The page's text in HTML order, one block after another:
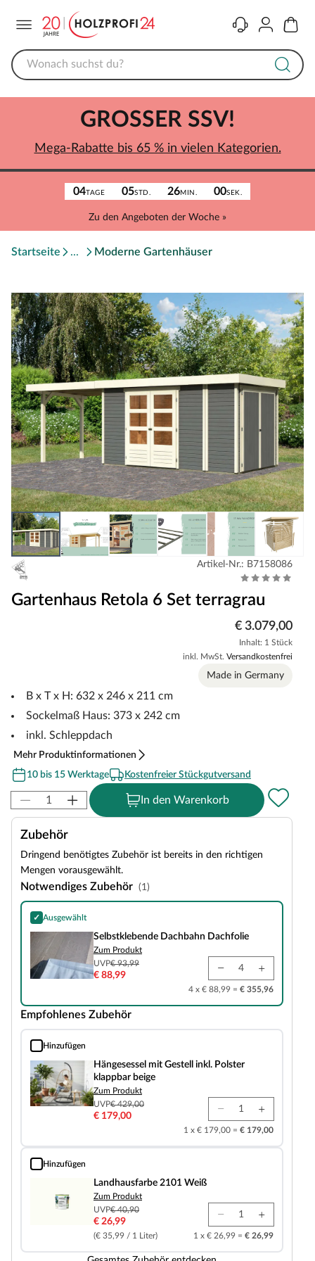
KontaktKonto
04TAGE 05STD. 26MIN. 00SEK.
Zu den Angeboten der Woche »
GROSSER SSV!
Mega-Rabatte bis 65 % in vielen Kategorien.
Startseite Moderne Gartenhäuser
Artikel-Nr.: B7158086
Gartenhaus Retola 6 Set terragrau
€ 3.079,00
Inhalt: 1 Stück
inkl. MwSt. Versandkostenfrei
Made in Germany
B x T x H: 632 x 246 x 211 cm
Sockelmaß Haus: 373 x 242 cm
inkl. Schleppdach
Mehr Produktinformationen
10 bis 15 Werktage
Kostenfreier Stückgutversand
In den Warenkorb
Zubehör
Dringend benötigtes Zubehör ist bereits in den richtigen
Mengen vorausgewählt.
Notwendiges Zubehör (1)
✓ Ausgewählt
Selbstklebende Dachbahn Dachfolie
Selbstklebende Dachbahn Dachfolie
Zum Produkt
UVP€ 93,99
€ 88,99
4 x € 88,99 = € 355,96
Empfohlenes Zubehör
Hinzufügen
Hängesessel mit Gestell inkl. Polster klappbar beige
Hängesessel mit Gestell inkl. Polster
klappbar beige
Zum Produkt
UVP€ 429,00
€ 179,00
1 x € 179,00 = € 179,00
Hinzufügen
Landhausfarbe 2101 Weiß
Landhausfarbe 2101 Weiß
Zum Produkt
UVP€ 40,90
€ 26,99
(€ 35,99 / 1 Liter) 1 x € 26,99 = € 26,99